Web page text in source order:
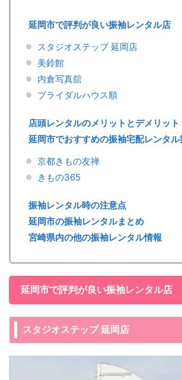
延岡市で評判が良い振袖レンタル店
スタジオステップ 延岡店
美鈴館
内倉写真舘
ブライダルハウス順
店頭レンタルのメリットとデメリット
延岡市でおすすめの振袖宅配レンタル
京都きもの友禅
きもの365
振袖レンタル時の注意点
延岡市の振袖レンタルまとめ
宮崎県内の他の振袖レンタル情報
延岡市で評判が良い振袖レンタル店
スタジオステップ 延岡店